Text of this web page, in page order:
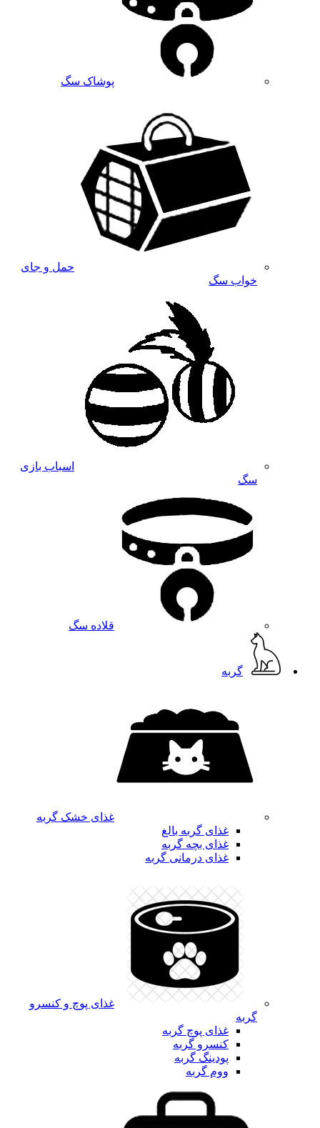
پوشاک سگ
حمل و جای
خواب سگ
اسباب بازی
سگ
قلاده سگ
گربه
غذای خشک گربه
غذای گربه بالغ
غذای بچه گربه
غذای درمانی گربه
غذای پوچ و کنسرو
گربه
غذای پوچ گربه
کنسرو گربه
پودینگ گربه
ووم گربه